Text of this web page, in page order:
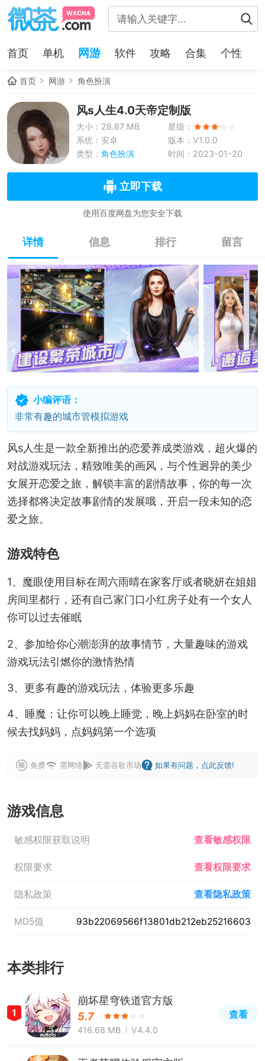
首页 单机 网游 软件 攻略 合集 个性
首页 网游 角色扮演
风s人生4.0天帝定制版
大小：28.87 MB
星级：
系统：安卓
版本：V1.0.0
类型： 角色扮演 时间：2023-01-20
立即下载
使用百度网盘为您安全下载
详情 信息 排行 留言
小编评语：
非常有趣的城市管模拟游戏
风s人生是一款全新推出的恋爱养成类游戏，超火爆的
对战游戏玩法，精致唯美的画风，与个性迥异的美少
女展开恋爱之旅，解锁丰富的剧情故事，你的每一次
选择都将决定故事剧情的发展哦，开启一段未知的恋
爱之旅。
游戏特色
1、魔眼使用目标在周六雨晴在家客厅或者晓妍在姐姐
房间里都行，还有自己家门口小红房子处有一个女人
你可以过去催眠
2、参加给你心潮澎湃的故事情节，大量趣味的游戏
游戏玩法引燃你的激情热情
3、更多有趣的游戏玩法，体验更多乐趣
4、睡魔：让你可以晚上睡觉，晚上妈妈在卧室的时
候去找妈妈，点妈妈第一个选项
免费 需网络 无需谷歌市场 如果有问题，点此反馈!
游戏信息
敏感权限获取说明 查看敏感权限
权限要求 查看权限要求
隐私政策 查看隐私政策
MD5值 93b22069566f13801db212eb25216603
本类排行
1
崩坏星穹铁道官方版
5.7
416.68 MB V4.4.0
查看